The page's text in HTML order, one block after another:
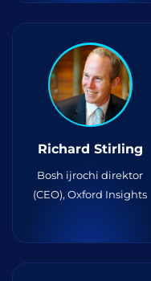
Richard Stirling
Bosh ijrochi direktor
(CEO), Oxford Insights